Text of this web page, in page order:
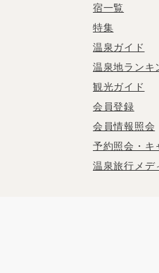
宿一覧
特集
温泉ガイド
温泉地ランキ
観光ガイド
会員登録
会員情報照会
予約照会・キ
温泉旅行メデ